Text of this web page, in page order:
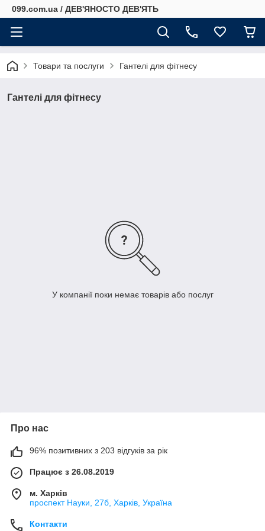
099.com.ua / ДЕВ'ЯНОСТО ДЕВ'ЯТЬ
Товари та послуги Гантелі для фітнесу
Гантелі для фітнесу
У компанії поки немає товарів або послуг
Про нас
96% позитивних з 203 відгуків за рік
Працює з 26.08.2019
м. Харків
проспект Науки, 27б, Харків, Україна
Контакти